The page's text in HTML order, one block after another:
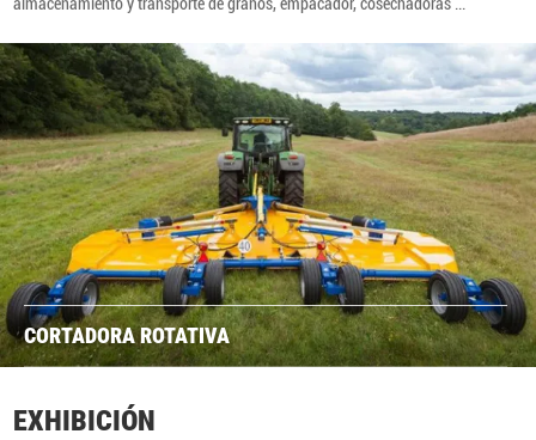
almacenamiento y transporte de granos, empacador, cosechadoras ...
CORTADORA ROTATIVA
EXHIBICIÓN